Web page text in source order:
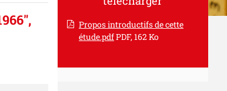
Propos introductifs de cette
étude.pdfPDF, 162 Ko